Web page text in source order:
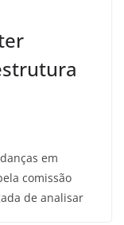
em
comissão
de analisar